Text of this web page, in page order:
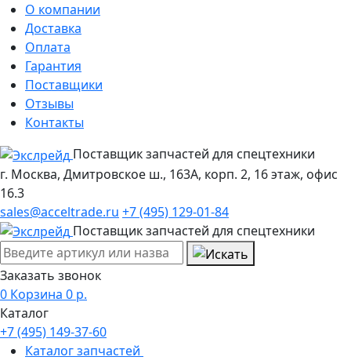
О компании
Доставка
Оплата
Гарантия
Поставщики
Отзывы
Контакты
Поставщик запчастей для спецтехники
г. Москва, Дмитровское ш., 163А, корп. 2, 16 этаж, офис
16.3
sales@acceltrade.ru +7 (495) 129-01-84
Поставщик запчастей для спецтехники
Заказать звонок
0 Корзина 0 р.
Каталог
+7 (495) 149-37-60
Каталог запчастей